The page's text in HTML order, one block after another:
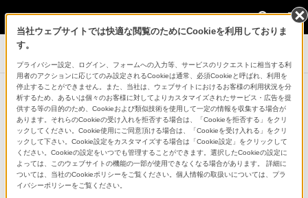
法人のお客様
業務用ディスプレイ・テレビ[法人向け] ブラ
ビア
商品一覧
当社ウェブサイトでは快適な閲覧のためにCookieを利用しておりま
す。
プライバシー設定、ログイン、フォームへの入力等、サービスのリクエストに相当する利
用者のアクションに応じてのみ設定されるCookieは通常、必須Cookieと呼ばれ、利用を
停止することができません。また、当社は、ウェブサイトにおけるお客様の利用状況を分
析するため、あるいは個々のお客様に対してよりカスタマイズされたサービス・広告を提
供する等の目的のため、Cookieおよび類似技術を使用して一定の情報を収集する場合が
あります。それらのCookieの受け入れを拒否する場合は、「Cookieを拒否する」をクリ
ックしてください。Cookie使用にご同意頂ける場合は、「Cookieを受け入れる」をクリ
ックして下さい。Cookie設定をカスタマイズする場合は「Cookie設定」をクリックして
ください。Cookieの設定をいつでも管理することができます。選択したCookieの設定に
よっては、このウェブサイトの機能の一部が使用できなくなる場合があります。 詳細に
ついては、当社のCookieポリシーをご覧ください。個人情報の取扱いについては、プラ
イバシーポリシーをご覧ください。